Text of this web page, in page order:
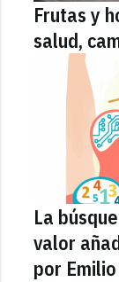
Frutas y
salud,
La
valor
por